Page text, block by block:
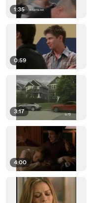
1:35
0:59
3:17
4:00